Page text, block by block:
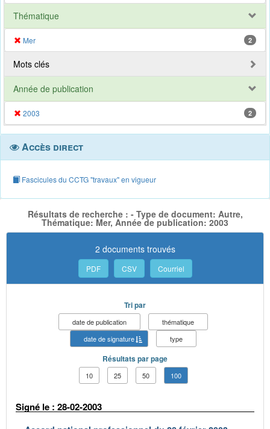
Thématique
Mer 2
Mots clés
Année de publication
2003 2
Accès direct
Fascicules du CCTG "travaux" en vigueur
Résultats de recherche : - Type de document: Autre,
Thématique: Mer, Année de publication: 2003
2 documents trouvés
PDF CSV Courriel
Tri par
date de publication
thématique
date de signature
type
Résultats par page
10 25 50 100
Signé le : 28-02-2003